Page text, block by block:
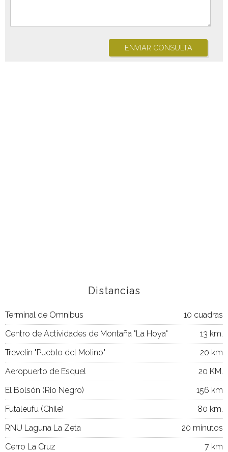
Distancias
Terminal de Omnibus
10 cuadras
Centro de Actividades de Montaña "La Hoya"
13 km.
Trevelin "Pueblo del Molino"
20 km
Aeropuerto de Esquel
20 KM.
El Bolsón (Rio Negro)
156 km
Futaleufu (Chile)
80 km.
RNU Laguna La Zeta
20 minutos
Cerro La Cruz
7 km
ENVIAR CONSULTA